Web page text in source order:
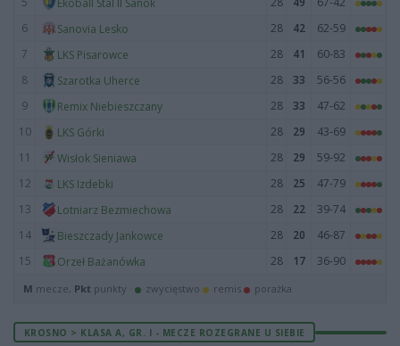
6
Sanovia Lesko 28 42
62-59
7
LKS Pisarowce 28 41
60-83
8
Szarotka Uherce 28 33
56-56
9
Remix Niebieszczany 28 33
47-62
10
LKS Górki 28 29
43-69
11
Wisłok Sieniawa 28 29
59-92
12
LKS Izdebki 28 25
47-79
13
Lotniarz Bezmiechowa 28 22
39-74
14
Bieszczady Jankowce 28 20
46-87
15
Orzeł Bażanówka 28 17 36-90
M mecze, Pkt punkty · zwycięstwo remis porażka
KROSNO > KLASA A, GR. I - MECZE ROZEGRANE U SIEBIE